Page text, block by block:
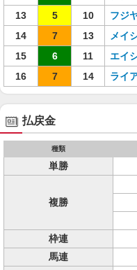
13
5 10 フジ
14
7 13 メイ
15
6 11 エイ
16
7 14 ライ
払戻金
種類
単勝
複勝
枠連
馬連